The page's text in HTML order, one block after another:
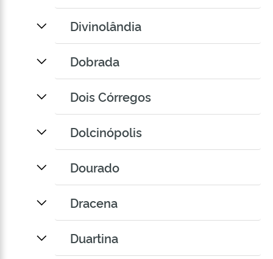
Divinolândia
Dobrada
Dois Córregos
Dolcinópolis
Dourado
Dracena
Duartina